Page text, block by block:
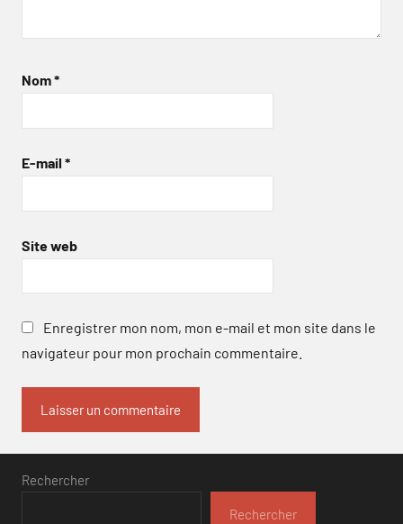
Nom*
E-mail *
Site web
Enregistrer mon nom, mon e-mail et mon site dans le
navigateur pour mon prochain commentaire.
Rechercher
Rechercher